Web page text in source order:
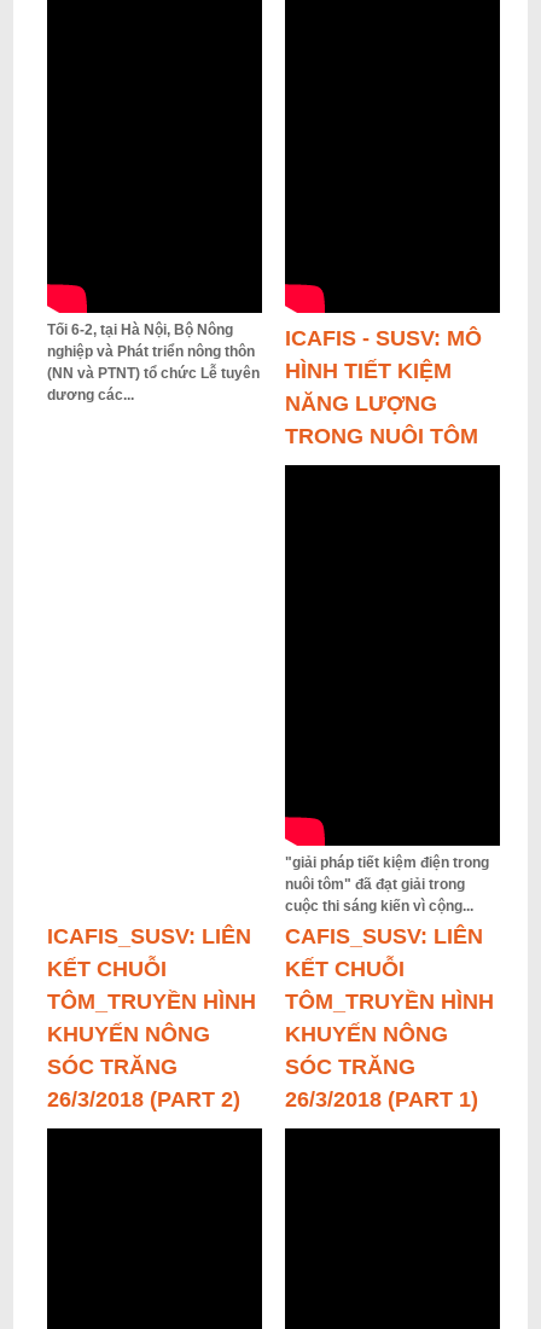
Tối 6-2, tại Hà Nội, Bộ Nông
nghiệp và Phát triển nông thôn
(NN và PTNT) tổ chức Lễ tuyên
dương các...
ICAFIS - SUSV: MÔ
HÌNH TIẾT KIỆM
NĂNG LƯỢNG
TRONG NUÔI TÔM
"giải pháp tiết kiệm điện trong
nuôi tôm" đã đạt giải trong
cuộc thi sáng kiến vì cộng...
ICAFIS_SUSV: LIÊN
KẾT CHUỖI
TÔM_TRUYỀN HÌNH
KHUYẾN NÔNG
SÓC TRĂNG
26/3/2018 (PART 2)
CAFIS_SUSV: LIÊN
KẾT CHUỖI
TÔM_TRUYỀN HÌNH
KHUYẾN NÔNG
SÓC TRĂNG
26/3/2018 (PART 1)